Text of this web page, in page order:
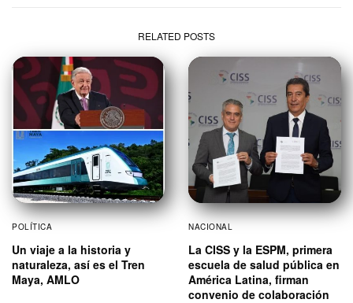
RELATED POSTS
POLÍTICA
Un viaje a la historia y
naturaleza, así es el Tren
Maya, AMLO
NACIONAL
La CISS y la ESPM, primera
escuela de salud pública en
América Latina, firman
convenio de colaboración